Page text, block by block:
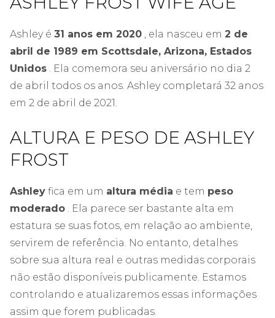
Ashley é 31 anos em 2020 , ela nasceu em 2 de
abril de 1989 em Scottsdale, Arizona, Estados
Unidos . Ela comemora seu aniversário no dia 2
de abril todos os anos. Ashley completará 32 anos
em 2 de abril de 2021.
ALTURA E PESO DE ASHLEY
FROST
Ashley fica em um altura média e tem peso
moderado . Ela parece ser bastante alta em
estatura se suas fotos, em relação ao ambiente,
servirem de referência. No entanto, detalhes
sobre sua altura real e outras medidas corporais
não estão disponíveis publicamente. Estamos
controlando e atualizaremos essas informações
assim que forem publicadas.